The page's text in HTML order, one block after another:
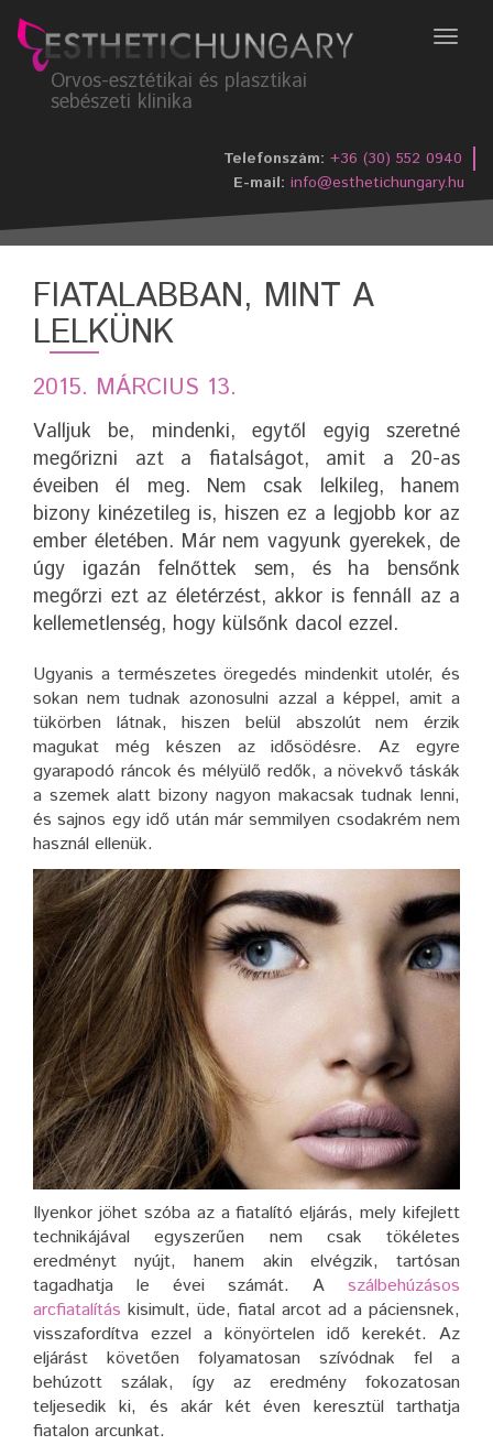
Menü
Orvos-esztétikai és plasztikai
sebészeti klinika
Telefonszám: +36 (30) 552 0940
E-mail: info@esthetichungary.hu
FIATALABBAN, MINT A
LELKÜNK
2015. MÁRCIUS 13.
Valljuk be, mindenki, egytől egyig szeretné
megőrizni azt a fiatalságot, amit a 20-as
éveiben él meg. Nem csak lelkileg, hanem
bizony kinézetileg is, hiszen ez a legjobb kor az
ember életében. Már nem vagyunk gyerekek, de
úgy igazán felnőttek sem, és ha bensőnk
megőrzi ezt az életérzést, akkor is fennáll az a
kellemetlenség, hogy külsőnk dacol ezzel.
Ugyanis a természetes öregedés mindenkit utolér, és
sokan nem tudnak azonosulni azzal a képpel, amit a
tükörben látnak, hiszen belül abszolút nem érzik
magukat még készen az idősödésre. Az egyre
gyarapodó ráncok és mélyülő redők, a növekvő táskák
a szemek alatt bizony nagyon makacsak tudnak lenni,
és sajnos egy idő után már semmilyen csodakrém nem
használ ellenük.
Ilyenkor jöhet szóba az a fiatalító eljárás, mely kifejlett
technikájával egyszerűen nem csak tökéletes
eredményt nyújt, hanem akin elvégzik, tartósan
tagadhatja le évei számát. A szálbehúzásos
arcfiatalítás kisimult, üde, fiatal arcot ad a páciensnek,
visszafordítva ezzel a könyörtelen idő kerekét. Az
eljárást követően folyamatosan szívódnak fel a
behúzott szálak, így az eredmény fokozatosan
teljesedik ki, és akár két éven keresztül tarthatja
fiatalon arcunkat.